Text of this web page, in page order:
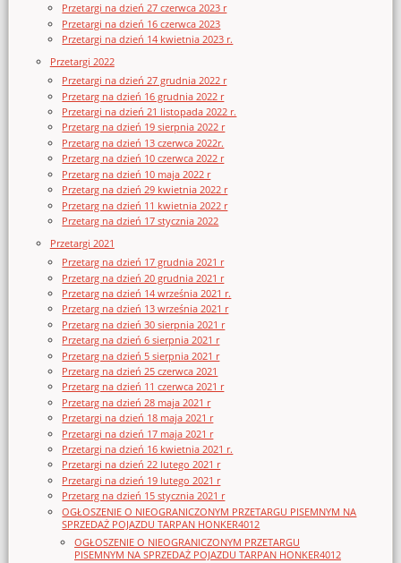
Przetargi na dzień 27 czerwca 2023 r
Przetargi na dzień 16 czerwca 2023
Przetargi na dzień 14 kwietnia 2023 r.
Przetargi 2022
Przetargi na dzień 27 grudnia 2022 r
Przetarg na dzień 16 grudnia 2022 r
Przetargi na dzień 21 listopada 2022 r.
Przetarg na dzień 19 sierpnia 2022 r
Przetarg na dzień 13 czerwca 2022r.
Przetarg na dzień 10 czerwca 2022 r
Przetarg na dzień 10 maja 2022 r
Przetarg na dzień 29 kwietnia 2022 r
Przetarg na dzień 11 kwietnia 2022 r
Przetarg na dzień 17 stycznia 2022
Przetargi 2021
Przetarg na dzień 17 grudnia 2021 r
Przetarg na dzień 20 grudnia 2021 r
Przetarg na dzień 14 września 2021 r.
Przetarg na dzień 13 września 2021 r
Przetarg na dzień 30 sierpnia 2021 r
Przetarg na dzień 6 sierpnia 2021 r
Przetarg na dzień 5 sierpnia 2021 r
Przetarg na dzień 25 czerwca 2021
Przetarg na dzień 11 czerwca 2021 r
Przetarg na dzień 28 maja 2021 r
Przetargi na dzień 18 maja 2021 r
Przetargi na dzień 17 maja 2021 r
Przetargi na dzień 16 kwietnia 2021 r.
Przetargi na dzień 22 lutego 2021 r
Przetargi na dzień 19 lutego 2021 r
Przetarg na dzień 15 stycznia 2021 r
OGŁOSZENIE O NIEOGRANICZONYM PRZETARGU PISEMNYM NA
SPRZEDAŻ POJAZDU TARPAN HONKER4012
OGŁOSZENIE O NIEOGRANICZONYM PRZETARGU
PISEMNYM NA SPRZEDAŻ POJAZDU TARPAN HONKER4012